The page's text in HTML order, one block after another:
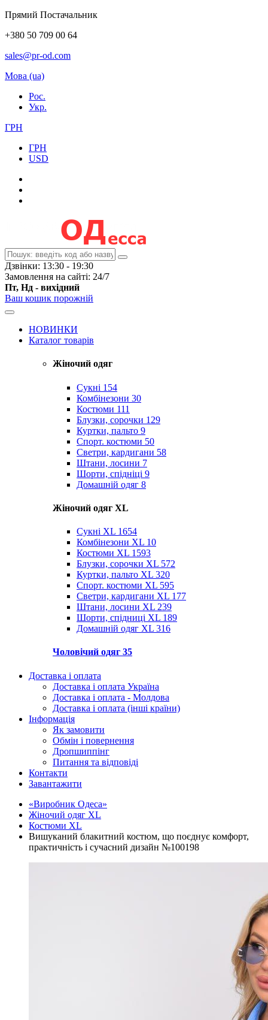
Прямий Постачальник
+380 50 709 00 64
sales@pr-od.com
Мова (ua)
Рос.
Укр.
ГРН
ГРН
USD
Дзвінки: 13:30 - 19:30
Замовлення на сайті: 24/7
Пт, Нд - вихідний
Ваш кошик порожній
НОВИНКИ
Каталог товарів
Жіночий одяг
Сукні 154
Комбінезони 30
Костюми 111
Блузки, сорочки 129
Куртки, пальто 9
Спорт. костюми 50
Светри, кардигани 58
Штани, лосини 7
Шорти, спідніці 9
Домашній одяг 8
Жіночий одяг XL
Cукні XL 1654
Комбінезони XL 10
Костюми XL 1593
Блузки, сорочки XL 572
Куртки, пальто XL 320
Спорт. костюми XL 595
Светри, кардигани XL 177
Штани, лосини XL 239
Шорти, спідниці XL 189
Домашній одяг XL 316
Чоловічий одяг 35
Доставка і оплата
Доставка і оплата Україна
Доставка і оплата - Молдова
Доставка і оплата (інші країни)
Інформація
Як замовити
Обмін і повернення
Дропшиппінг
Питання та відповіді
Контакти
Завантажити
«Виробник Одеса»
Жіночий одяг XL
Костюми XL
Вишуканий блакитний костюм, що поєднує комфорт,
практичність і сучасний дизайн №100198